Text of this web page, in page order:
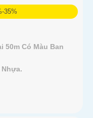
35%
50m Có Màu Ban